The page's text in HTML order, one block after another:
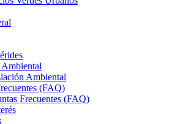
Ambiental
(FAQ)
Frecuentes (FAQ)